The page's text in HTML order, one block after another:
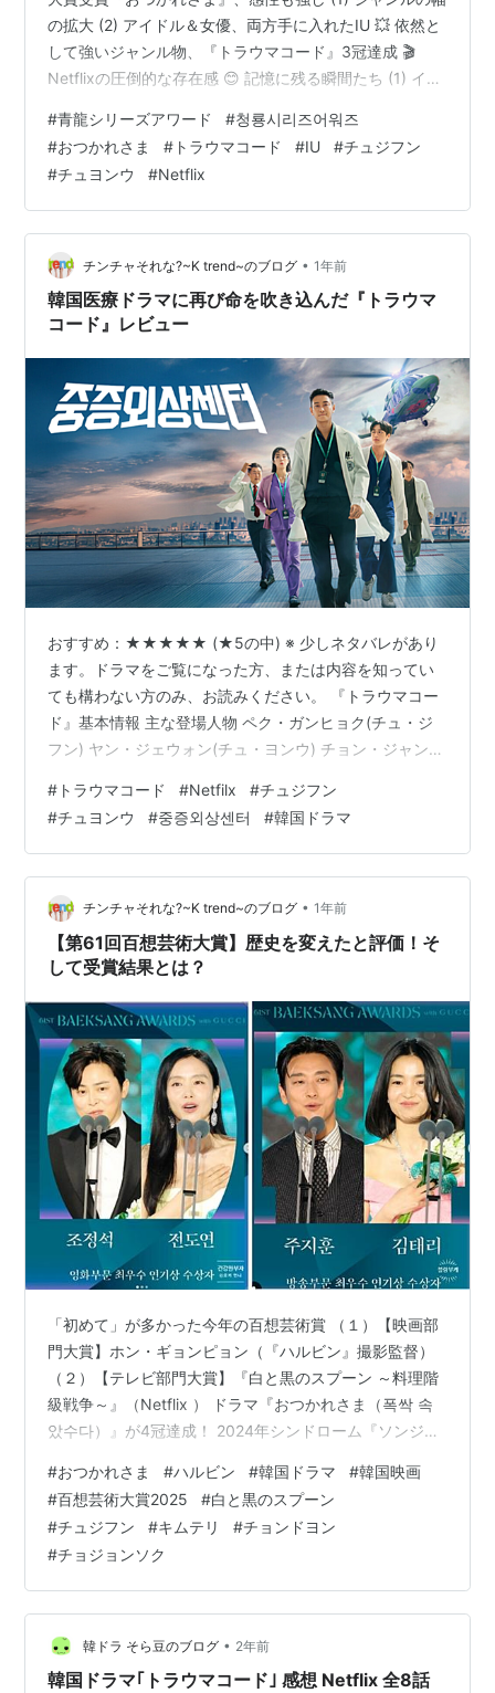
の拡大 (2) アイドル＆女優、両方手に入れたIU 💥 依然と
して強いジャンル物、『トラウマコード』3冠達成 🎬
Netflixの圧倒的な存在感 😊 記憶に残る瞬間たち (1) イ
ンヨン、笑えないハプニング (3) 受賞スピーチへの関心
度UP 🎯 青龍シリーズアワードは未来を示すバロメータ
ー 第4回 ブルードラゴンシリーズアワード 受賞者・受賞
作品一覧 2025年7月18日、第4回青龍シリーズアワード
が開催されました。 hal…
#青龍シリーズアワード #청룡시리즈어워즈
#おつかれさま # トラウマコード #IU #チュジフン
#チュヨンウ #Netflix
チンチャそれな?~K trend~のブログ • 1年前
韓国医療ドラマに再び命を吹き込んだ『トラウマ
コード』レビュー
おすすめ：★★★★★ (★5の中) ※ 少しネタバレがあり
ます。ドラマをご覧になった方、または内容を知ってい
ても構わない方のみ、お読みください。 『トラウマコー
ド』​基本情報 主な登場人物 ペク・ガンヒョク(チュ・ジ
フン) ヤン・ジェウォン(チュ・ヨンウ) チョン・ジャンミ
ン・ユリム（ユン・ギョンホ） チェ・ジョウン(キム・ウ
ィソン) ホン・ジェフン(キム・ウォンへ) カン・ミョンヒ
(キム・ソンヨン) あらすじ 『トラウマコード』 海外・韓
国評価指標(2月基準) 個人的な感想 (1) チュ・ジフンとチ
ュ・ヨンウのケミストリーが最高！ (…
# トラウマコード #Netfilx #チュジフン
#チュヨンウ #중증외상센터 #韓国ドラマ
チンチャそれな?~K trend~のブログ • 1年前
【第61回百想芸術大賞】歴史を変えたと評価！そ
して受賞結果とは？
「初めて」が多かった今年の百想芸術賞 （１）【映画部
門大賞】ホン・ギョンピョン（『ハルビン』撮影監督）
（２）【テレビ部門大賞】『白と黒のスプーン ～料理階
級戦争～』（Netflix ） ​​​​​​​​​​​​​​​​​​​ドラマ『おつかれさま（폭싹 속
았수다）』が4冠達成！ 2024年シンドローム『ソンジェ
タ、グローバル総合エンタ企業としての地位を強化 【第
61回 百想芸術大賞 受賞一覧】 ゴールデンウィーク、素
晴らしい有給を使えば11連休も可能だった今回の連休
が、ついに終わりましたね！私も韓国から家族が遊びに
来て、しばらく出かけていたの…
#おつかれさま #ハルビン #韓国ドラマ #韓国映画
#百想芸術大賞2025 #白と黒のスプーン
#チュジフン #キムテリ #チョンドヨン
#チョジョンソク
韓ドラ そら豆のブログ • 2年前
韓国ドラマ｢トラウマコード｣ 感想 Netflix 全8話